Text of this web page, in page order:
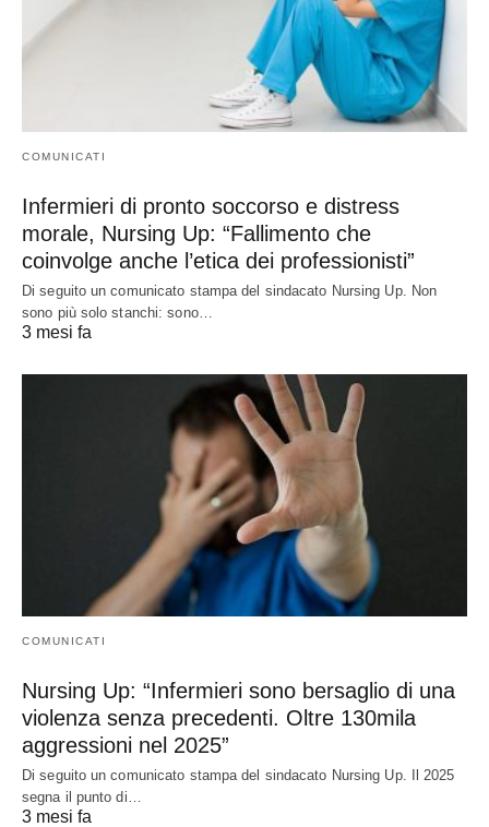
COMUNICATI
Infermieri di pronto soccorso e distress
morale, Nursing Up: “Fallimento che
coinvolge anche l’etica dei professionisti”
Di seguito un comunicato stampa del sindacato Nursing Up. Non
sono più solo stanchi: sono…
3 mesi fa
COMUNICATI
Nursing Up: “Infermieri sono bersaglio di una
violenza senza precedenti. Oltre 130mila
aggressioni nel 2025”
Di seguito un comunicato stampa del sindacato Nursing Up. Il 2025
segna il punto di…
3 mesi fa